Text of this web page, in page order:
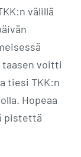
välillä
taasen voitti
tiesi TKK:n
Hopeaa
pistettä